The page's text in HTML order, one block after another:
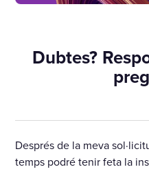
Dubtes?
Després de la meva
temps podré tenir feta la